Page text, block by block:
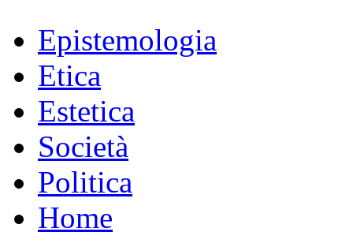
Epistemologia
Etica
Estetica
Società
Politica
Home